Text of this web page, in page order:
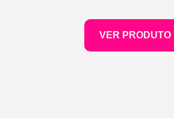
VER PRODUTO